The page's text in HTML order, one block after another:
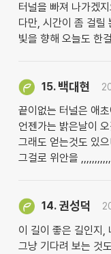
터널을 빠져 나가겠
다만, 시간이 좀 걸릴
빛을 향해 오늘도 한
15. 백대현
끝이없는 터널은 애
언젠가는 밝은날이
그래도 얻는것도 있으
그걸로 위안을
14. 권성덕
이 길이 좋은 길인지,
그냥 기다려 보는 것